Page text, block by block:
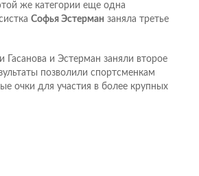
же категории еще одна
Софья Эстерман заняла третье
Гасанова и Эстерман заняли второе
позволили спортсменкам
очки для участия в более крупных